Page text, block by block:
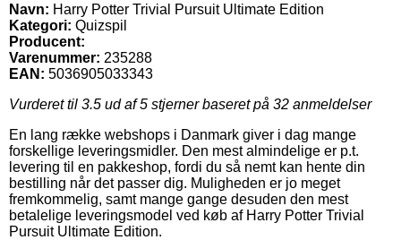
Navn: Harry Potter Trivial Pursuit Ultimate Edition
Kategori: Quizspil
Producent:
Varenummer: 235288
EAN: 5036905033343
Vurderet til 3.5 ud af 5 stjerner baseret på 32 anmeldelser
En lang række webshops i Danmark giver i dag mange
forskellige leveringsmidler. Den mest almindelige er p.t.
levering til en pakkeshop, fordi du så nemt kan hente din
bestilling når det passer dig. Muligheden er jo meget
fremkommelig, samt mange gange desuden den mest
betalelige leveringsmodel ved køb af Harry Potter Trivial
Pursuit Ultimate Edition.